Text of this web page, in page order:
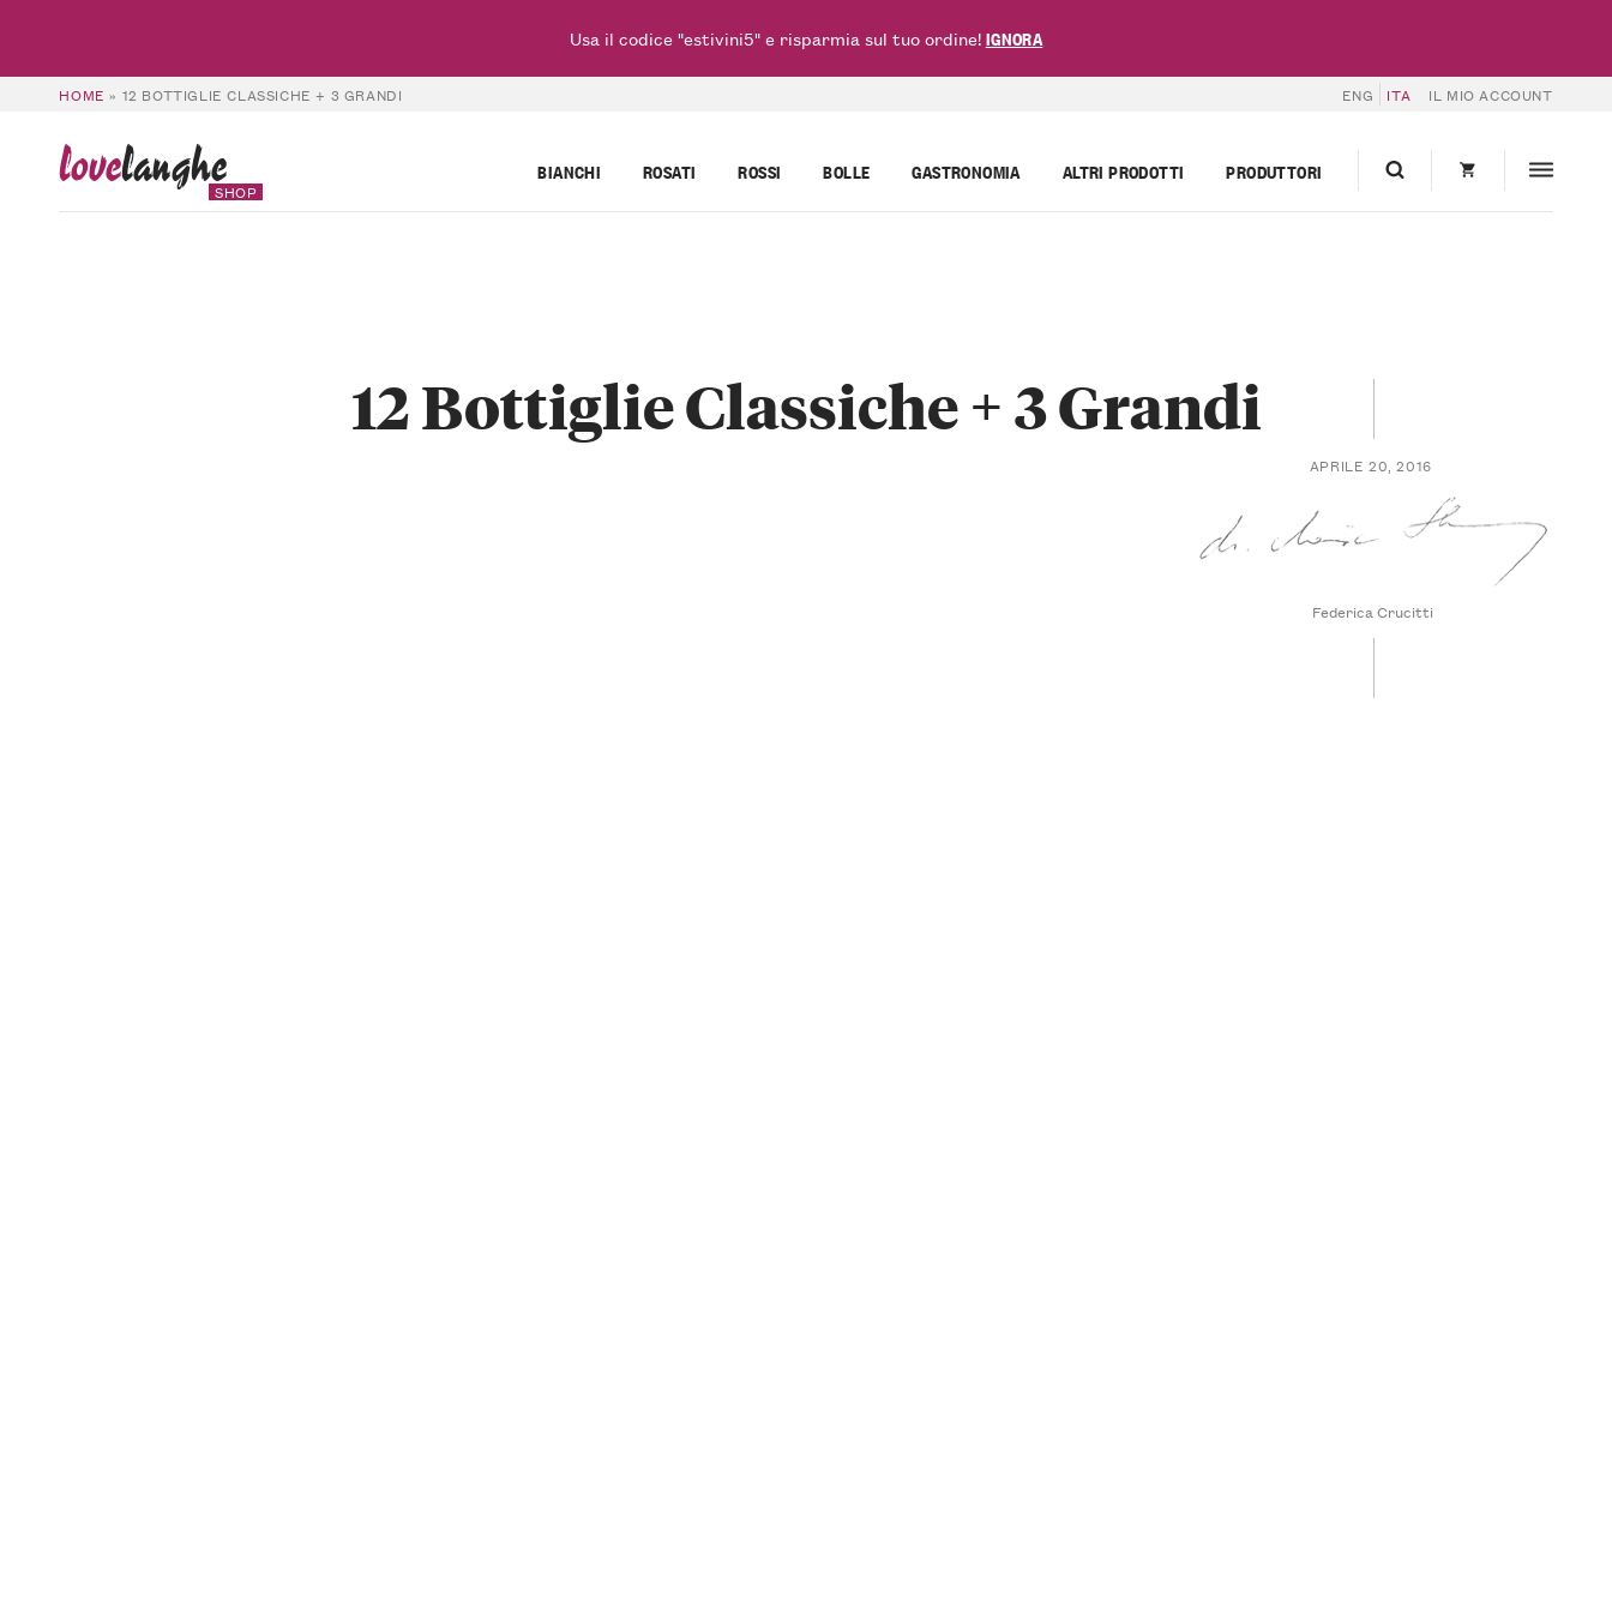
HOME » 12 BOTTIGLIE CLASSICHE + 3 GRANDI ENG ITA IL MIO ACCOUNT
lovelanghe
SHOP
BIANCHI ROSATI ROSSI BOLLE GASTRONOMIA ALTRI PRODOTTI PRODUTTORI
12 Bottiglie Classiche + 3 Grandi
APRILE 20, 2016
Federica Crucitti
Usa il codice "estivini5" e risparmia sul tuo ordine!IGNORA